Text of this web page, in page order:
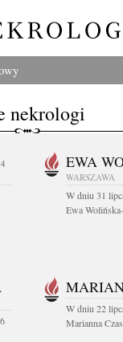
nekrologi
EWA
WARSZAWA
W dniu 31
Ewa
W dniu 22
Marianna